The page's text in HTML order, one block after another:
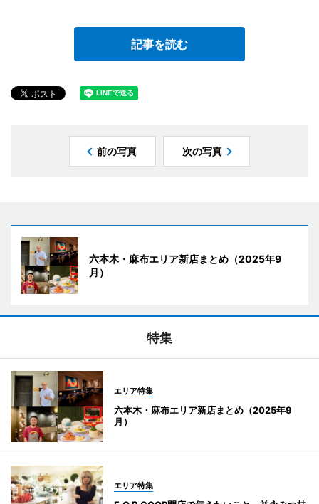
記事を読む
前の写真 次の写真
六本木・麻布エリア新店まとめ（2025年9
月）
特集
エリア特集
六本木・麻布エリア新店まとめ（2025年9
月）
エリア特集